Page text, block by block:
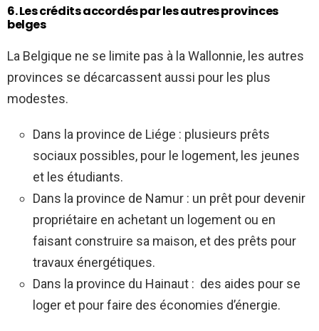
6. Les crédits accordés par les autres provinces
belges
La Belgique ne se limite pas à la Wallonnie, les autres
provinces se décarcassent aussi pour les plus
modestes.
Dans la province de Liége : plusieurs prêts
sociaux possibles, pour le logement, les jeunes
et les étudiants.
Dans la province de Namur : un prêt pour devenir
propriétaire en achetant un logement ou en
faisant construire sa maison, et des prêts pour
travaux énergétiques.
Dans la province du Hainaut : des aides pour se
loger et pour faire des économies d’énergie.